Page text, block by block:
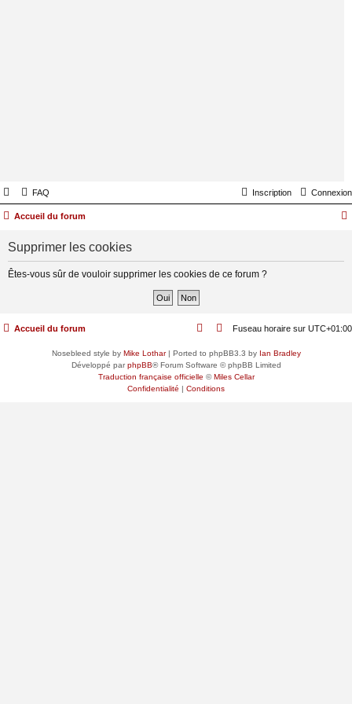
FAQ Connexion
Inscription
Accueil du forum
Supprimer les cookies
Êtes-vous sûr de vouloir supprimer les cookies de ce forum ?
Accueil du forum Fuseau horaire sur UTC+01:00
Nosebleed style by Mike Lothar| Ported to phpBB3.3 by Ian Bradley
Développé parphpBB® Forum Software © phpBB Limited
Traduction française officielle ©Miles Cellar
Confidentialité | Conditions